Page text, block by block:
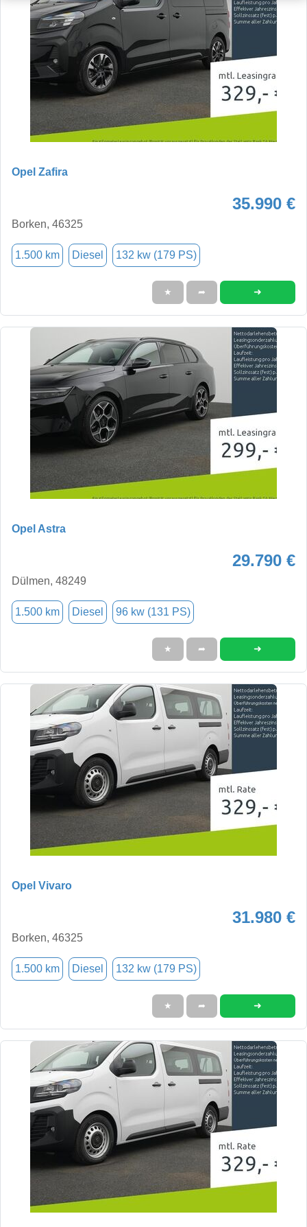
Opel Zafira
35.990 €
Borken, 46325
1.500 km Diesel 132 kw (179 PS)
★ ➦ ➜
Opel Astra
29.790 €
Dülmen, 48249
1.500 km Diesel 96 kw (131 PS)
★ ➦ ➜
Opel Vivaro
31.980 €
Borken, 46325
1.500 km Diesel 132 kw (179 PS)
★ ➦ ➜